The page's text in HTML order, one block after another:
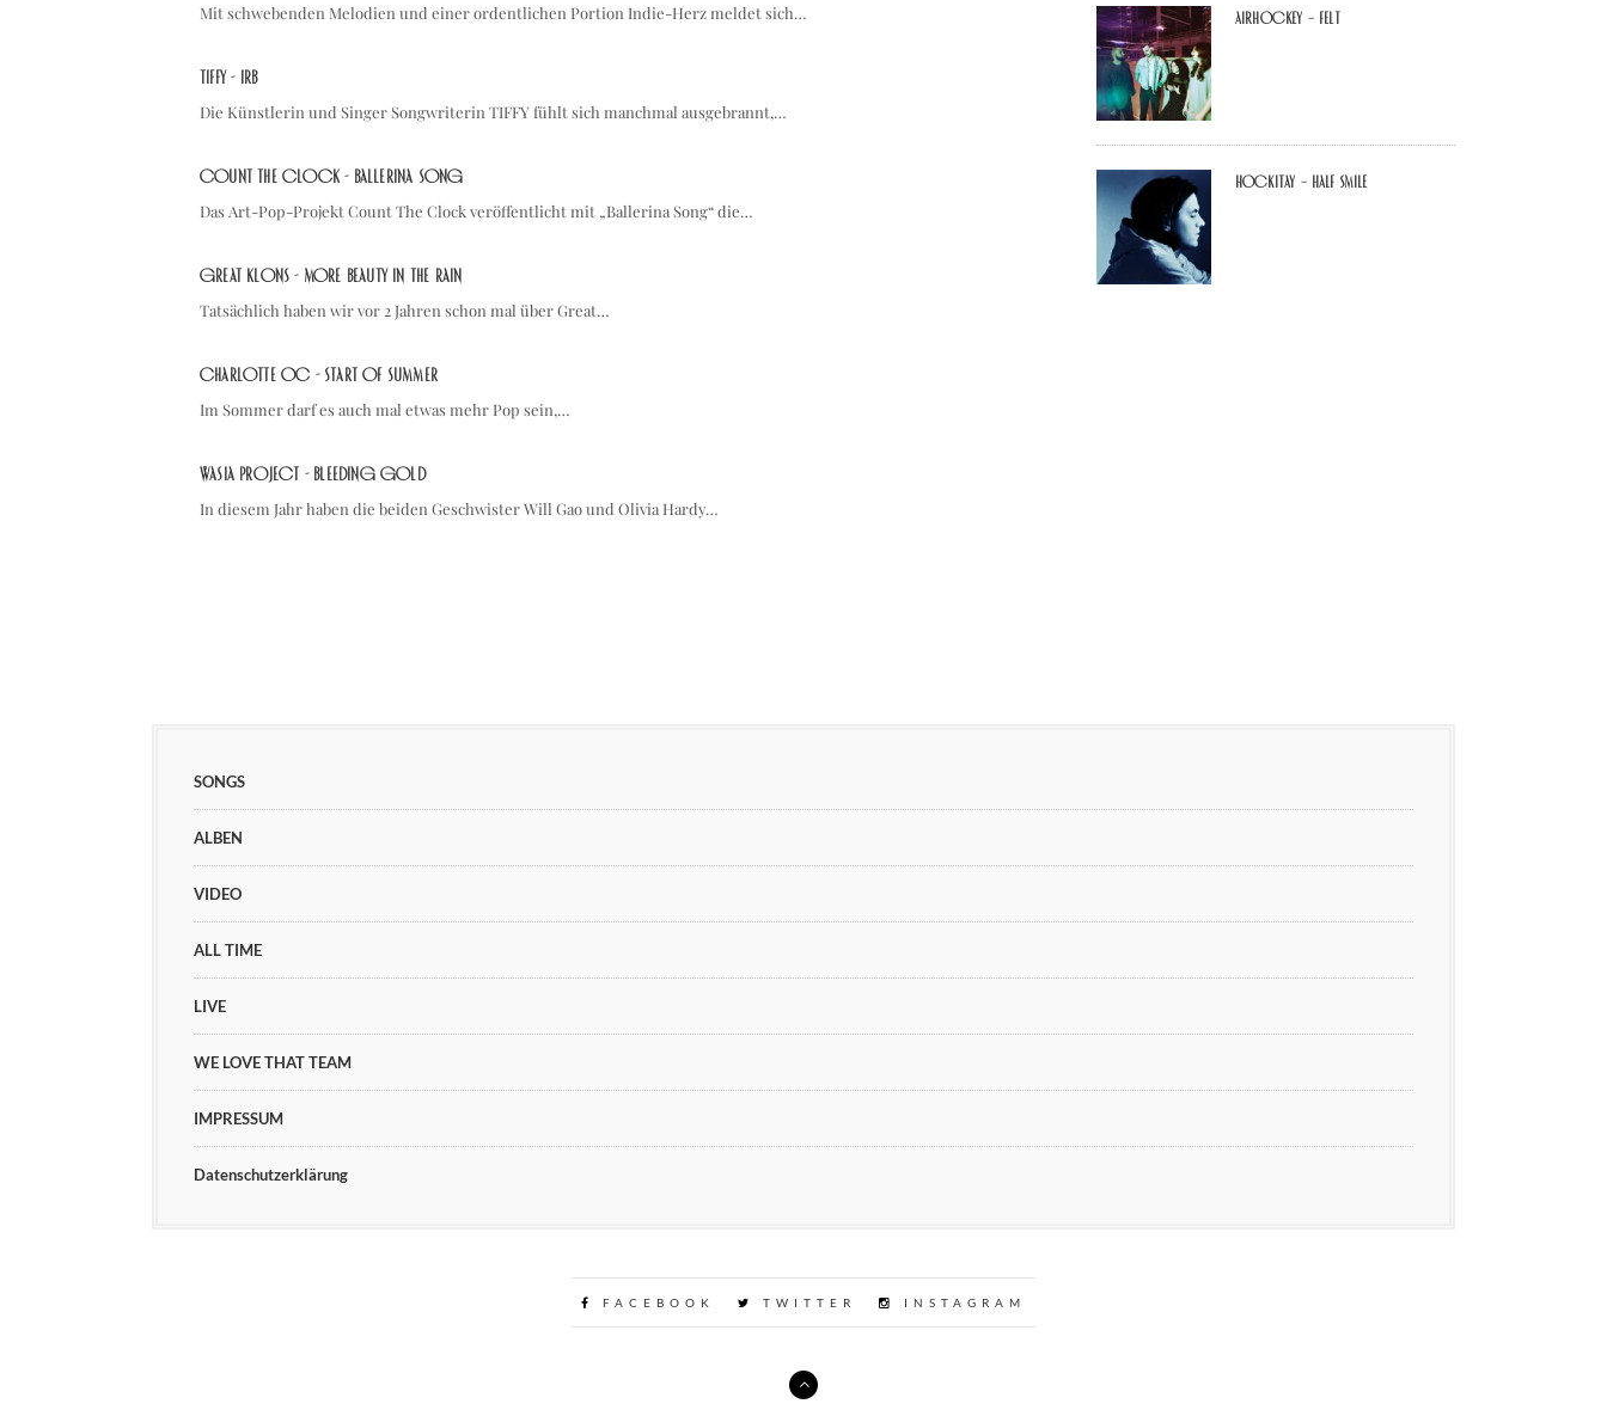
Mit schwebenden Melodien und einer ordentlichen Portion Indie-Herz meldet sich…
TIFFY - IRB
Die Künstlerin und Singer Songwriterin TIFFY fühlt sich manchmal ausgebrannt,…
Count The Clock - Ballerina Song
Das Art-Pop-Projekt Count The Clock veröffentlicht mit „Ballerina Song“ die…
Great Klons - More Beauty in the Rain
Tatsächlich haben wir vor 2 Jahren schon mal über Great…
Charlotte OC - Start Of Summer
Im Sommer darf es auch mal etwas mehr Pop sein,…
Wasia Project - Bleeding Gold
In diesem Jahr haben die beiden Geschwister Will Gao und Olivia Hardy…
airhockey – felt
Hockitay – half smile
SONGS
ALBEN
VIDEO
ALL TIME
LIVE
WE LOVE THAT TEAM
IMPRESSUM
Datenschutzerklärung
FACEBOOK TWITTER INSTAGRAM